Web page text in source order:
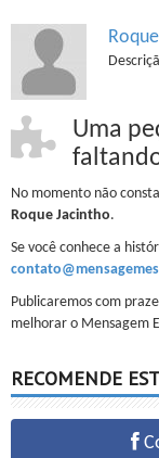
Uma
No momento não
Roque Jacintho.
Se você conhece a
Publicaremos com
melhorar o Mensagem
RECOMENDE